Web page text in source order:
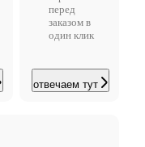
перед
заказом в
один клик
отвечаем тут